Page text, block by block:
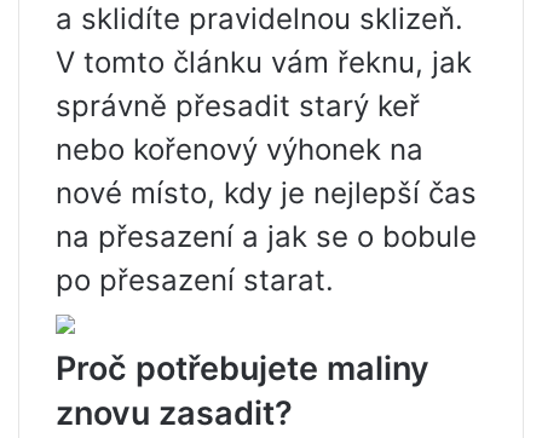
a sklidíte pravidelnou sklizeň.
V tomto článku vám řeknu, jak
správně přesadit starý keř
nebo kořenový výhonek na
nové místo, kdy je nejlepší čas
na přesazení a jak se o bobule
po přesazení starat.
Proč potřebujete maliny
znovu zasadit?